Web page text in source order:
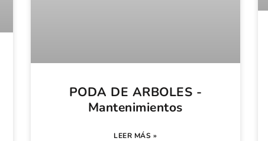
PODA DE ARBOLES -
Mantenimientos
LEER MÁS »